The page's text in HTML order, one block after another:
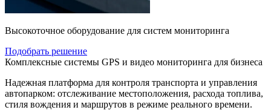
Высокоточное оборудование для систем мониторинга
Подобрать решение
Комплексные системы GPS и видео мониторинга для бизнеса
Надежная платформа для контроля транспорта и управления
автопарком: отслеживание местоположения, расхода топлива,
стиля вождения и маршрутов в режиме реального времени.